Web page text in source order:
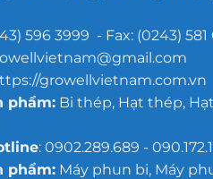
3999 - Fax: (0243) 581
growellvietnam.com.vn
phẩm:Bi thép, Hạt thép,
: 0902.289.689 -
phẩm:Máy phun bi, Máy